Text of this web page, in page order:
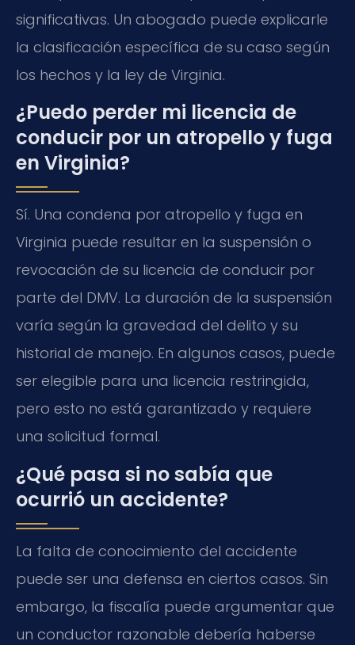
significativas. Un abogado puede explicarle
la clasificación específica de su caso según
los hechos y la ley de Virginia.
¿Puedo perder mi licencia de
conducir por un atropello y fuga
en Virginia?
Sí. Una condena por atropello y fuga en
Virginia puede resultar en la suspensión o
revocación de su licencia de conducir por
parte del DMV. La duración de la suspensión
varía según la gravedad del delito y su
historial de manejo. En algunos casos, puede
ser elegible para una licencia restringida,
pero esto no está garantizado y requiere
una solicitud formal.
¿Qué pasa si no sabía que
ocurrió un accidente?
La falta de conocimiento del accidente
puede ser una defensa en ciertos casos. Sin
embargo, la fiscalía puede argumentar que
un conductor razonable debería haberse